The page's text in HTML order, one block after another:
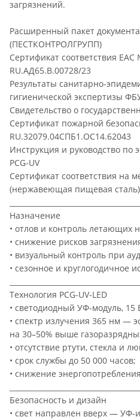
загрязнений.
Расширенный пакет
(ПЕСТКОНТРОЛГРУПП)
Сертификат соответствия ЕАС
RU.АД65.В.00728/23
Результаты санитарно-
гигиенической экспертизы
Свидетельство о
Сертификат пожарной
RU.32079.04СПБ1.OC14.62043
Инструкция и руководство по
PCG-UV
Сертификат соответствия на
(нержавеющая пищевая сталь)
Назначение
• отлов и контроль летающих
• снижение рисков
• визуальный контроль при
• сезонное и круглогодичное
Технология PCG-UV-LED
• светодиодный УФ-модуль, 15
• спектр излучения 365 нм —
на 30–50% выше
• отсутствие ртути, стекла и
• срок службы до 50 000 часов;
• снижение
Безопасность и дизайн
• свет направлен вверх — УФ-